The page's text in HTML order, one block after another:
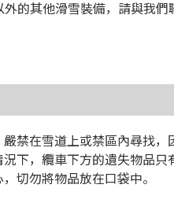
的其他滑雪裝備，請與我們
禁在雪道上或禁區內尋找
下，纜車下方的遺失物品
切勿將物品放在口袋中。